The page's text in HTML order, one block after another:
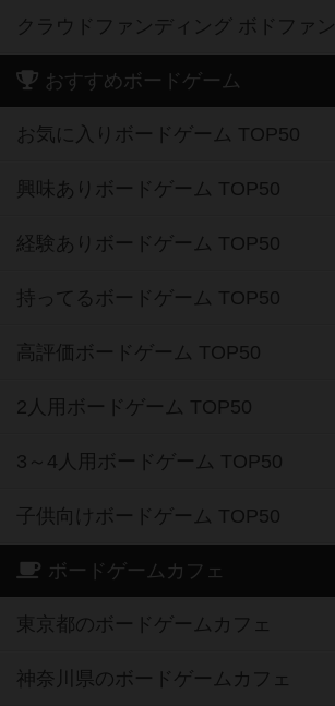
クラウドファンディング ボドファン
おすすめボードゲーム
お気に入りボードゲーム TOP50
興味ありボードゲーム TOP50
経験ありボードゲーム TOP50
持ってるボードゲーム TOP50
高評価ボードゲーム TOP50
2人用ボードゲーム TOP50
3～4人用ボードゲーム TOP50
子供向けボードゲーム TOP50
ボードゲームカフェ
東京都のボードゲームカフェ
神奈川県のボードゲームカフェ